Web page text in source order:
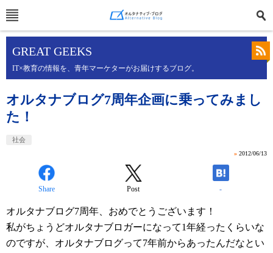
GREAT GEEKS
IT×教育の情報を、青年マーケターがお届けするブログ。
オルタナブログ7周年企画に乗ってみまし
た！
社会
» 2012/06/13
Share Post -
オルタナブログ7周年、おめでとうございます！
私がちょうどオルタナブロガーになって1年経ったくらいな
のですが、オルタナブログって7年前からあったんだなとい